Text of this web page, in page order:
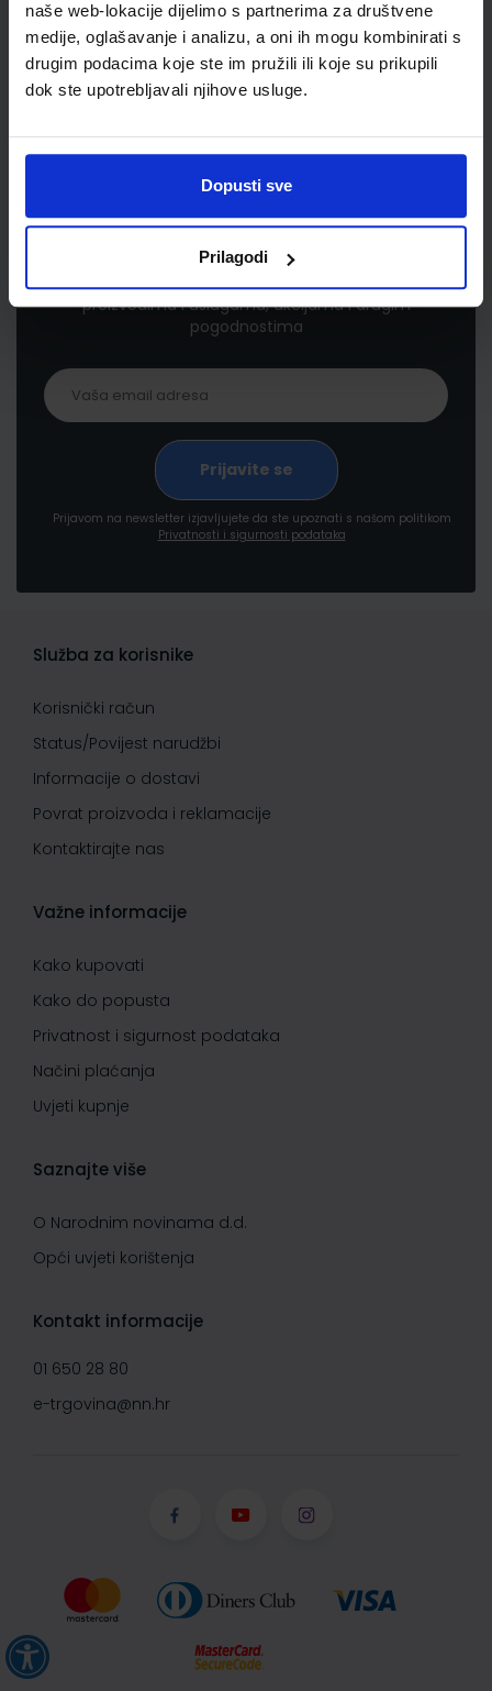
naše web-lokacije dijelimo s partnerima za društvene
medije, oglašavanje i analizu, a oni ih mogu kombinirati s
drugim podacima koje ste im pružili ili koje su prikupili
dok ste upotrebljavali njihove usluge.
Dopusti sve
Prilagodi
Newsletter prijava
Prijavite se kako bi primali informacije o novim
proizvodima i uslugama, akcijama i drugim
pogodnostima
Prijavom na newsletter izjavljujete da ste upoznati s našom politikom
Privatnosti i sigurnosti podataka
Služba za korisnike
Korisnički račun
Status/Povijest narudžbi
Informacije o dostavi
Povrat proizvoda i reklamacije
Kontaktirajte nas
Važne informacije
Kako kupovati
Kako do popusta
Privatnost i sigurnost podataka
Načini plaćanja
Uvjeti kupnje
Saznajte više
O Narodnim novinama d.d.
Opći uvjeti korištenja
Kontakt informacije
01 650 28 80
e-trgovina@nn.hr